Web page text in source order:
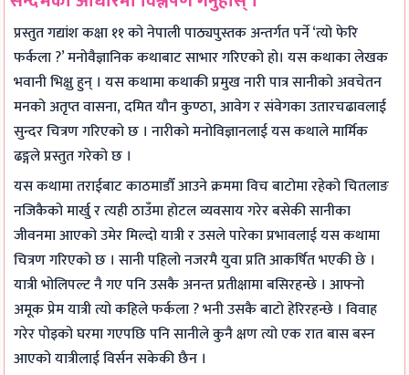
प्रस्तुत गद्यांश कक्षा ११ को नेपाली पाठ्यपुस्तक अन्तर्गत पर्ने ‘त्यो फेरि
फर्कला ?’ मनोवैज्ञानिक कथाबाट साभार गरिएको हो। यस कथाका लेखक
भवानी भिक्षु हुन् । यस कथामा कथाकी प्रमुख नारी पात्र सानीको अवचेतन
मनको अतृप्त वासना, दमित यौन कुण्ठा, आवेग र संवेगका उतारचढावलाई
सुन्दर चित्रण गरिएको छ । नारीको मनोविज्ञानलाई यस कथाले मार्मिक
ढङ्गले प्रस्तुत गरेको छ ।
यस कथामा तराईबाट काठमाडौँ आउने क्रममा विच बाटोमा रहेको चितलाङ
नजिकैको मार्खु र त्यही ठाउँमा होटल व्यवसाय गरेर बसेकी सानीका
जीवनमा आएको उमेर मिल्दो यात्री र उसले पारेका प्रभावलाई यस कथामा
चित्रण गरिएको छ । सानी पहिलो नजरमै युवा प्रति आकर्षित भएकी छे ।
यात्री भोलिपल्ट नै गए पनि उसकै अनन्त प्रतीक्षामा बसिरहन्छे । आफ्नो
अमूक प्रेम यात्री त्यो कहिले फर्कला ? भनी उसकै बाटो हेरिरहन्छे । विवाह
गरेर पोइको घरमा गएपछि पनि सानीले कुनै क्षण त्यो एक रात बास बस्न
आएको यात्रीलाई विर्सन सकेकी छैन ।